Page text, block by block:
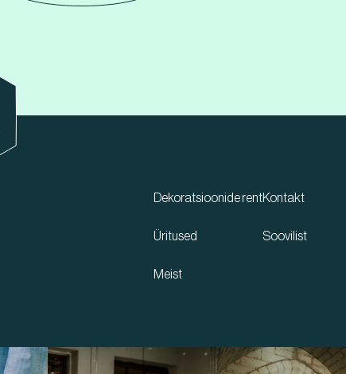
Dekoratsioonide rent
Üritused
Meist
Kontakt
Soovilist